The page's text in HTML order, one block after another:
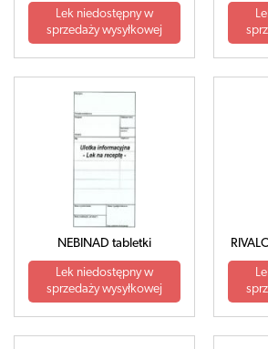
Lek niedostępny w
sprzedaży wysyłkowej
NEBINAD tabletki
Lek niedostępny w
sprzedaży wysyłkowej